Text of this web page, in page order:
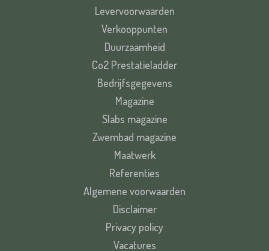
Levervoorwaarden
Verkooppunten
Duurzaamheid
Co2 Prestatieladder
Bedrijfsgegevens
Magazine
Slabs magazine
Zwembad magazine
Maatwerk
Referenties
Algemene voorwaarden
Disclaimer
Privacy policy
Vacatures